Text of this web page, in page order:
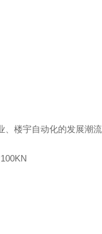
楼宇自动化的发展潮流